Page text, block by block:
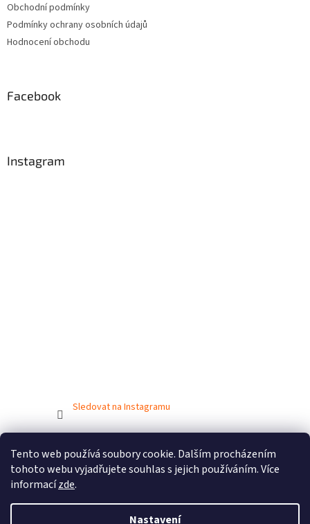
Tento web používá soubory cookie. Dalším procházením
tohoto webu vyjadřujete souhlas s jejich používáním. Více
informacízde.
Nastavení
Obchodní podmínky
Podmínky ochrany osobních údajů
Hodnocení obchodu
Facebook
Instagram
Sledovat na Instagramu
Vytvořil Shoptet